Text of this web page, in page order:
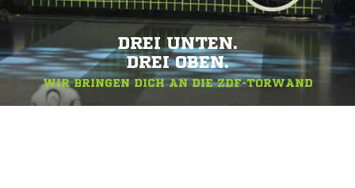
DREI UNTEN.
DREI OBEN.
WIR BRINGEN DICH AN DIE ZDF-TORWAND